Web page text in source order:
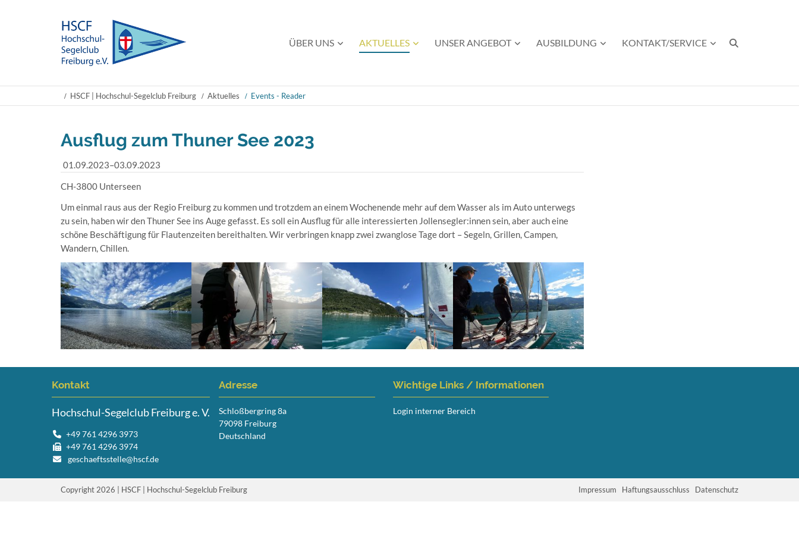
Navigation
ÜBER UNS AKTUELLES UNSER ANGEBOT AUSBILDUNG KONTAKT/SERVICE
HSCF | Hochschul-Segelclub Freiburg Aktuelles Events - Reader
Ausflug zum Thuner See 2023
01.09.2023–03.09.2023
CH-3800 Unterseen
Um einmal raus aus der Regio Freiburg zu kommen und trotzdem an einem Wochenende mehr auf dem Wasser als im Auto unterwegs
zu sein, haben wir den Thuner See ins Auge gefasst. Es soll ein Ausflug für alle interessierten Jollensegler:innen sein, aber auch eine
schöne Beschäftigung für Flautenzeiten bereithalten. Wir verbringen knapp zwei zwanglose Tage dort – Segeln, Grillen, Campen,
Wandern, Chillen.
Kontakt
Hochschul-Segelclub Freiburg e. V.
+49 761 4296 3973
+49 761 4296 3974
geschaeftsstelle@hscf.de
Adresse
Schloßbergring 8a
79098 Freiburg
Deutschland
Wichtige Links / Informationen
Login interner Bereich
Copyright 2026 | HSCF | Hochschul-Segelclub Freiburg Impressum Haftungsausschluss Datenschutz